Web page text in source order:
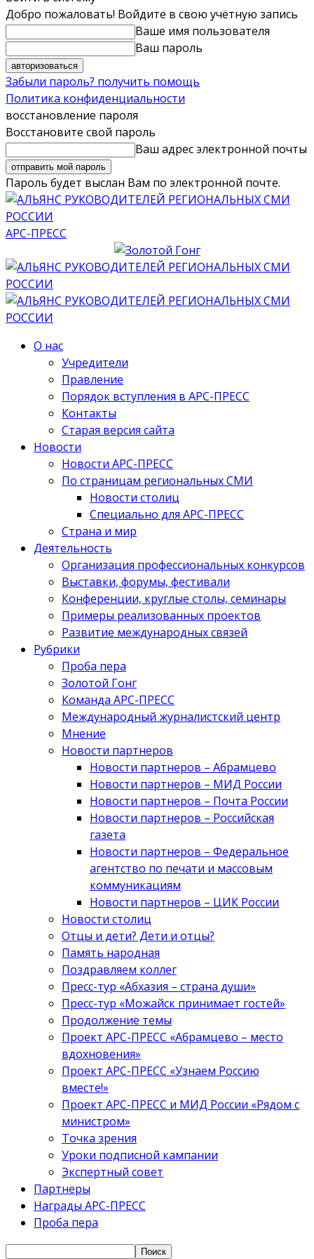
Добро пожаловать! Войдите в свою учётную запись
Ваше имя пользователя
Ваш пароль
Забыли пароль? получить помощь
Политика конфиденциальности
восстановление пароля
Восстановите свой пароль
Ваш адрес электронной почты
Пароль будет выслан Вам по электронной почте.
АРС-ПРЕСС
О нас
Учредители
Правление
Порядок вступления в АРС-ПРЕСС
Контакты
Старая версия сайта
Новости
Новости АРС-ПРЕСС
По страницам региональных СМИ
Новости столиц
Специально для АРС-ПРЕСС
Страна и мир
Деятельность
Организация профессиональных конкурсов
Выставки, форумы, фестивали
Конференции, круглые столы, семинары
Примеры реализованных проектов
Развитие международных связей
Рубрики
Проба пера
Золотой Гонг
Команда АРС-ПРЕСС
Международный журналистский центр
Мнение
Новости партнеров
Новости партнеров – Абрамцево
Новости партнеров – МИД России
Новости партнеров – Почта России
Новости партнеров – Российская
газета
Новости партнеров – Федеральное
агентство по печати и массовым
коммуникациям
Новости партнеров – ЦИК России
Новости столиц
Отцы и дети? Дети и отцы?
Память народная
Поздравляем коллег
Пресс-тур «Абхазия – страна души»
Пресс-тур «Можайск принимает гостей»
Продолжение темы
Проект АРС-ПРЕСС «Абрамцево – место
вдохновения»
Проект АРС-ПРЕСС «Узнаем Россию
вместе!»
Проект АРС-ПРЕСС и МИД России «Рядом с
министром»
Точка зрения
Уроки подписной кампании
Экспертный совет
Партнеры
Награды АРС-ПРЕСС
Проба пера